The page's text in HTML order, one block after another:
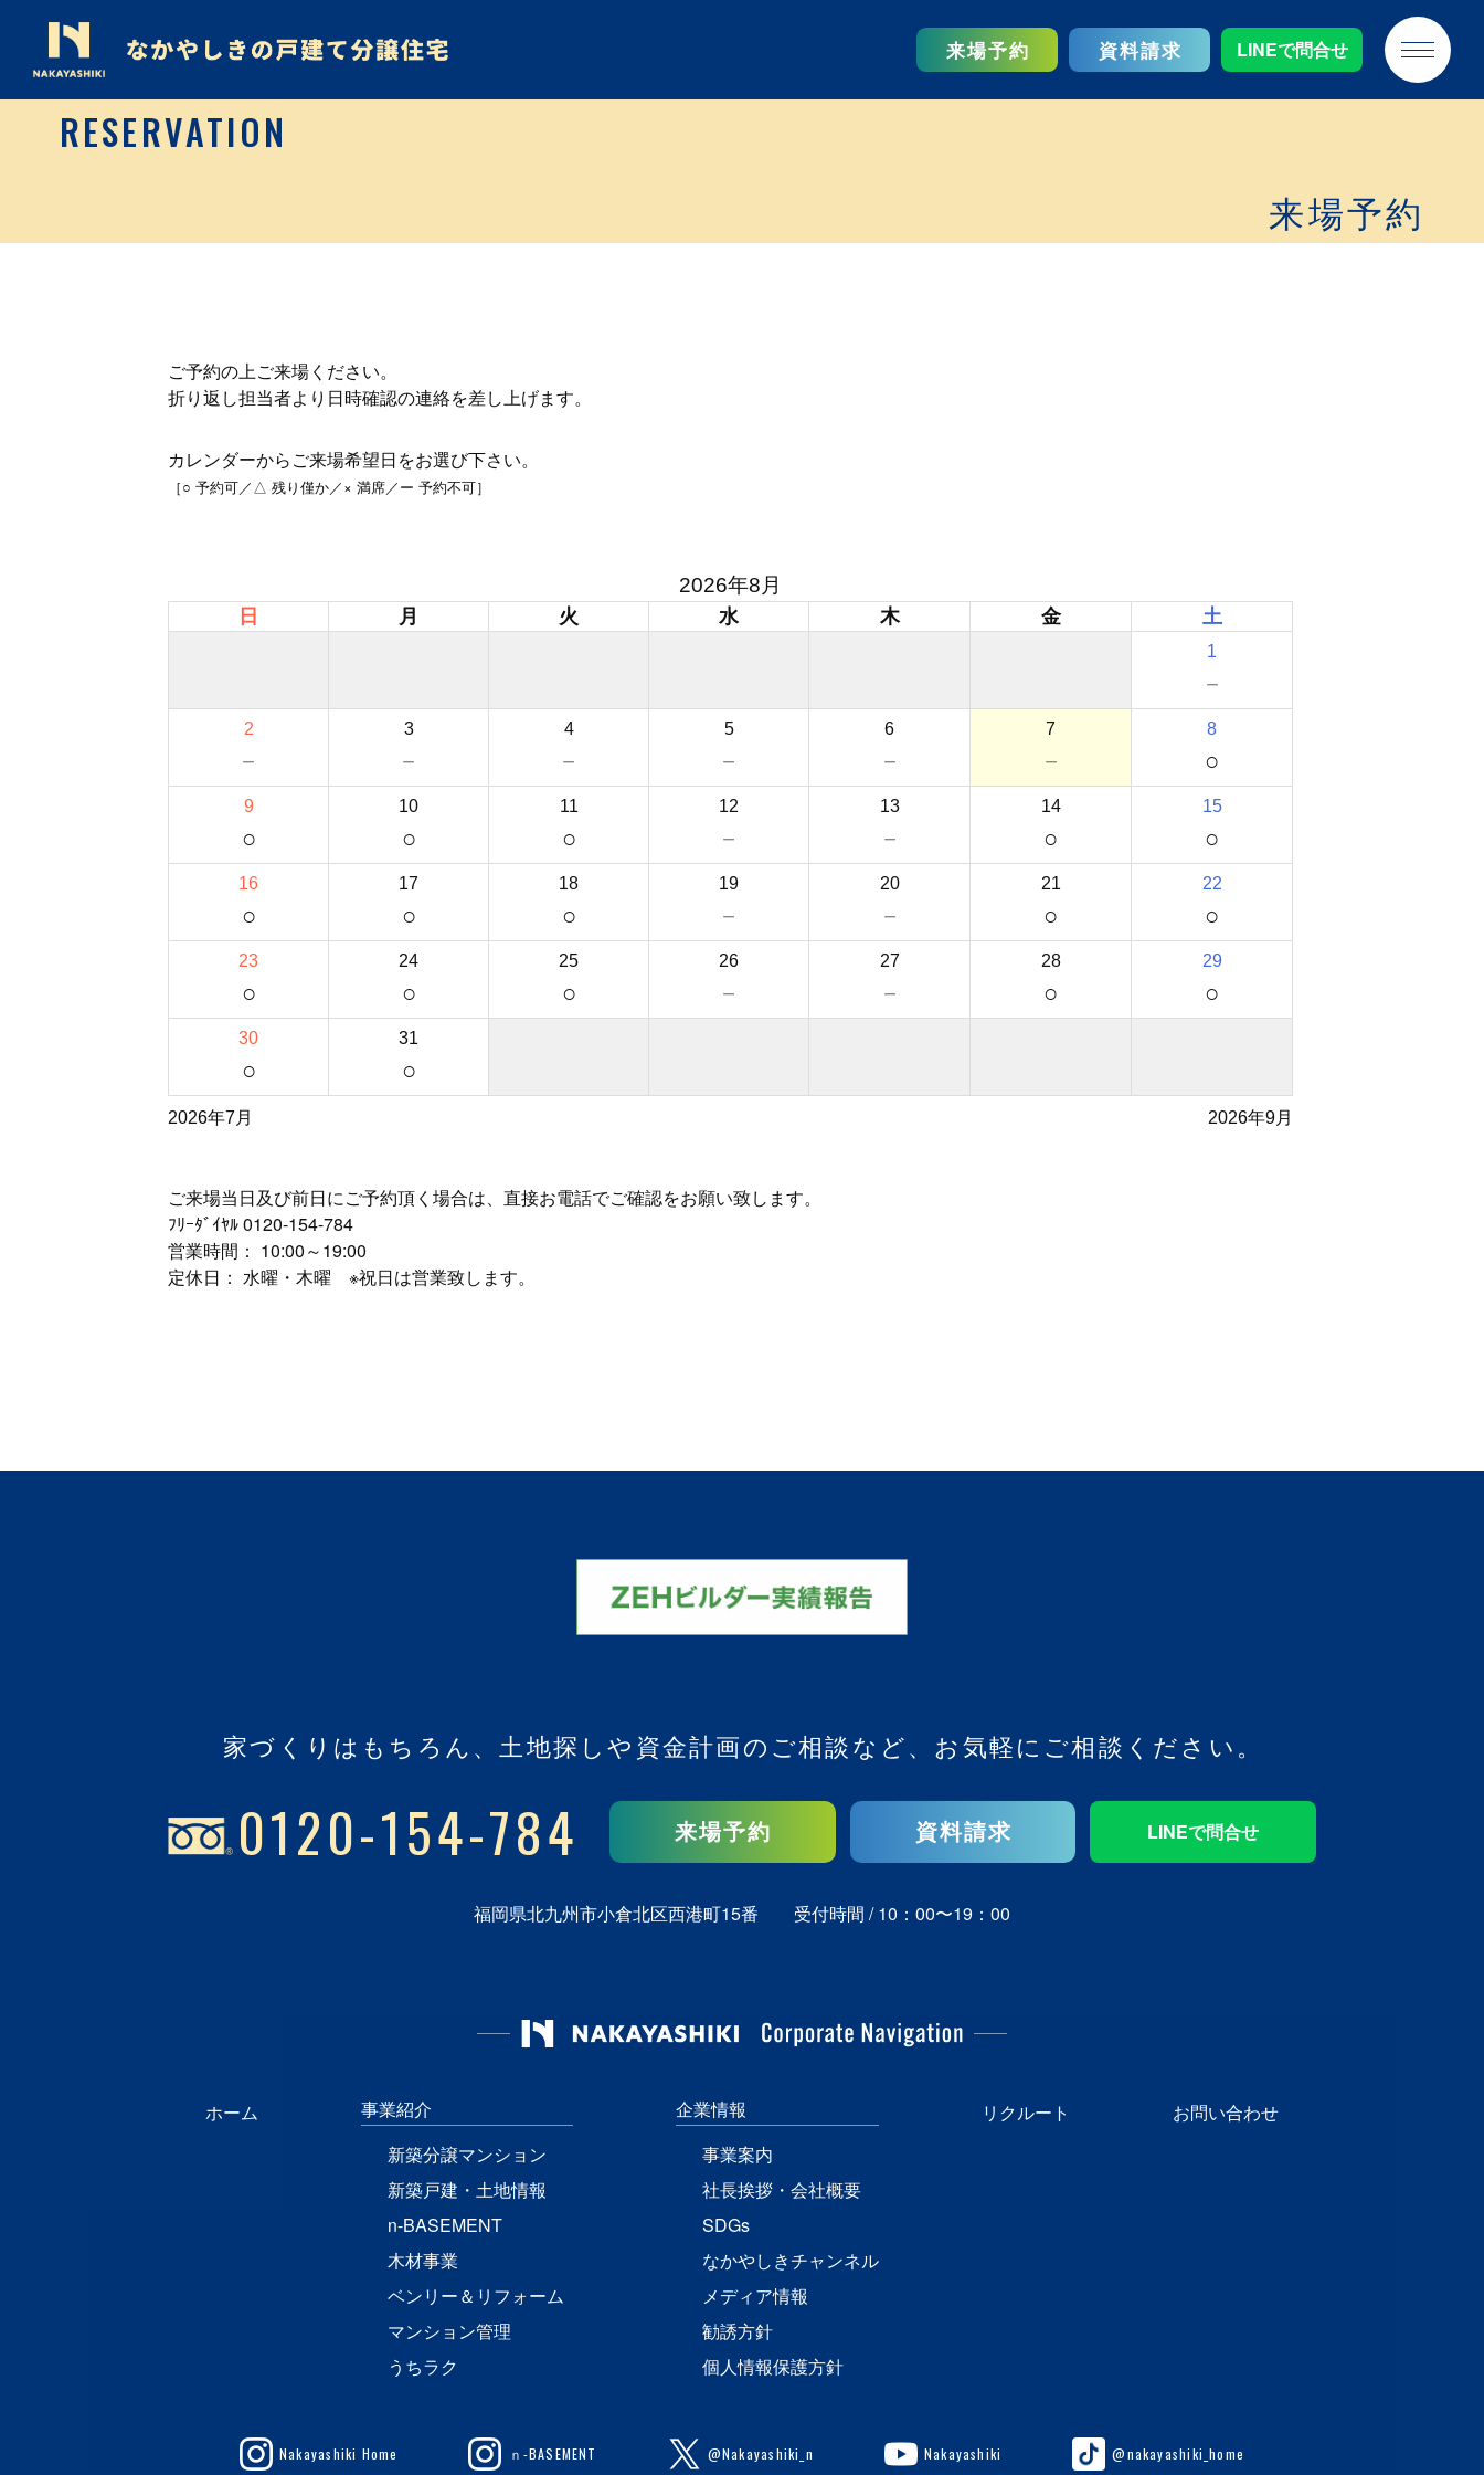
来場予約 資料請求 LINEで問合せ
RESERVATION
来場予約
ご予約の上ご来場ください。
折り返し担当者より日時確認の連絡を差し上げます。
カレンダーからご来場希望日をお選び下さい。
［○ 予約可／△ 残り僅か／× 満席／ー 予約不可］
2026年8月
日 月 火 水 木 金 土
1
－
2
－
3
－
4
－
5
－
6
－
7
－
8
○
9
○
10
○
11
○
12
－
13
－
14
○
15
○
16
○
17
○
18
○
19
－
20
－
21
○
22
○
23
○
24
○
25
○
26
－
27
－
28
○
29
○
30
○
31
○
2026年7月 2026年9月
ご来場当日及び前日にご予約頂く場合は、直接お電話でご確認をお願い致します。
ﾌﾘｰﾀﾞｲﾔﾙ0120-154-784
営業時間： 10:00～19:00
定休日： 水曜・木曜 ※祝日は営業致します。
家づくりはもちろん、 土地探しや資金計画のご相談など、 お気軽にご相談ください。
0120-154-784 来場予約 資料請求 LINEで問合せ
福岡県北九州市小倉北区西港町15番 受付時間 / 10：00〜19：00
ホーム
事業紹介
新築分譲マンション
新築戸建・土地情報
n-BASEMENT
木材事業
ベンリー＆リフォーム
マンション管理
うちラク
企業情報
事業案内
社長挨拶・会社概要
SDGs
なかやしきチャンネル
メディア情報
勧誘方針
個人情報保護方針
リクルート お問い合わせ
Nakayashiki Home ｎ-BASEMENT @Nakayashiki_n Nakayashiki @nakayashiki_home